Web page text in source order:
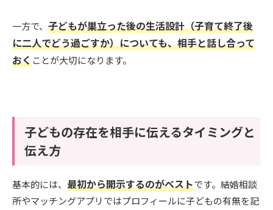
一方で、 子どもが巣立った後の生活設計（子育て終了後
に二人でどう過ごすか）についても、相手と話し合って
おくことが大切になります。
子どもの存在を相手に伝えるタイミングと
伝え方
基本的には、 最初から開示するのがベストです。結婚相談
所やマッチングアプリではプロフィールに子どもの有無を記